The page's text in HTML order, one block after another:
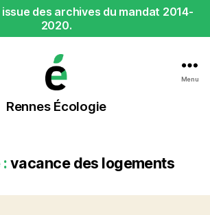
des archives du mandat 2014-
2020.
Rennes
Écologie
Rennes Écologie
Menu
vacance des logements